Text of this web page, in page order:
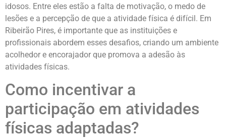
idosos. Entre eles estão a falta de motivação, o medo de
lesões e a percepção de que a atividade física é difícil. Em
Ribeirão Pires, é importante que as instituições e
profissionais abordem esses desafios, criando um ambiente
acolhedor e encorajador que promova a adesão às
atividades físicas.
Como incentivar a
participação em atividades
físicas adaptadas?